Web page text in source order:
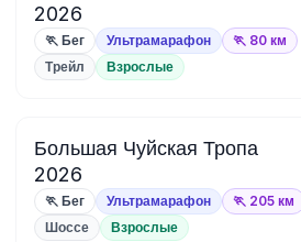
2026
🏃 Бег Ультрамарафон
🏃 80 км
Трейл
Взрослые
Большая Чуйская Тропа
2026
🏃 Бег Ультрамарафон 🏃 205 км
Шоссе Взрослые